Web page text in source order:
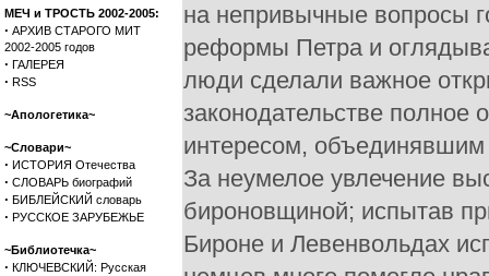
МЕЧ и ТРОСТЬ 2002-2005:
· АРХИВ СТАРОГО МИТ
2002-2005 годов
· ГАЛЕРЕЯ
· RSS
~Апологетика~
~Словари~
· ИСТОРИЯ Отечества
· СЛОВАРЬ биографий
· БИБЛЕЙСКИЙ словарь
· РУССКОЕ ЗАРУБЕЖЬЕ
~Библиотечка~
· КЛЮЧЕВСКИЙ: Русская
на непривычные вопросы
реформы Петра и
люди сделали важное
законодательстве полное
интересом,
За неумелое увлечение
бироновщиной; испытав
Бироне и Левенвольдах